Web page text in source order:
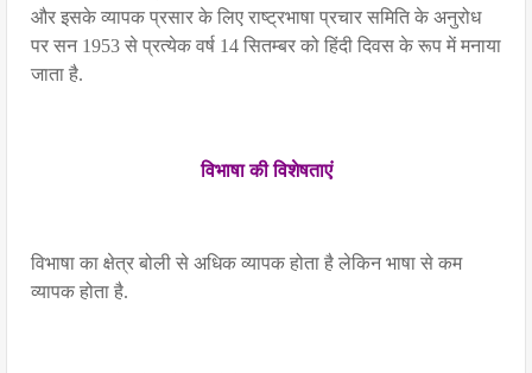
और इसके व्यापक प्रसार के लिए राष्ट्रभाषा प्रचार समिति के अनुरोध
पर सन 1953 से प्रत्येक वर्ष 14 सितम्बर को हिंदी दिवस के रूप में मनाया
जाता है.
विभाषा की विशेषताएं
विभाषा का क्षेत्र बोली से अधिक व्यापक होता है लेकिन भाषा से कम
व्यापक होता है.